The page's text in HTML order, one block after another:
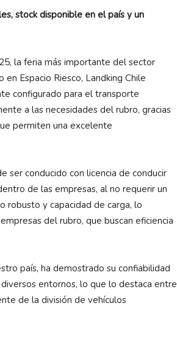
stock disponible en el país y un
la feria más importante del sector
Espacio Riesco, Landking Chile
configurado para el transporte
a las necesidades del rubro, gracias
permiten una excelente
ser conducido con licencia de conducir
de las empresas, al no requerir un
robusto y capacidad de carga, lo
del rubro, que buscan eficiencia
país, ha demostrado su confiabilidad
entornos, lo que lo destaca entre
de la división de vehículos